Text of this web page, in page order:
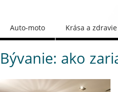
Auto-moto Krása a zdravie
Bývanie: ako